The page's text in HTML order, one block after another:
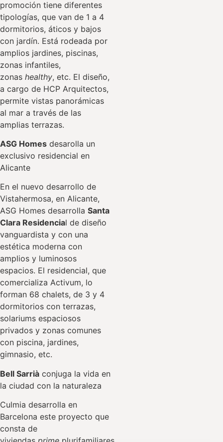
promoción tiene diferentes
tipologías, que van de 1 a 4
dormitorios, áticos y bajos
con jardín. Está rodeada por
amplios jardines, piscinas,
zonas infantiles,
zonas healthy, etc. El diseño,
a cargo de HCP Arquitectos,
permite vistas panorámicas
al mar a través de las
amplias terrazas.
ASG Homes desarolla un
exclusivo residencial en
Alicante
En el nuevo desarrollo de
Vistahermosa, en Alicante,
ASG Homes desarrolla Santa
Clara Residencial de diseño
vanguardista y con una
estética moderna con
amplios y luminosos
espacios. El residencial, que
comercializa Activum, lo
forman 68 chalets, de 3 y 4
dormitorios con terrazas,
solariums espaciosos
privados y zonas comunes
con piscina, jardines,
gimnasio, etc.
Bell Sarrià conjuga la vida en
la ciudad con la naturaleza
Culmia desarrolla en
Barcelona este proyecto que
consta de